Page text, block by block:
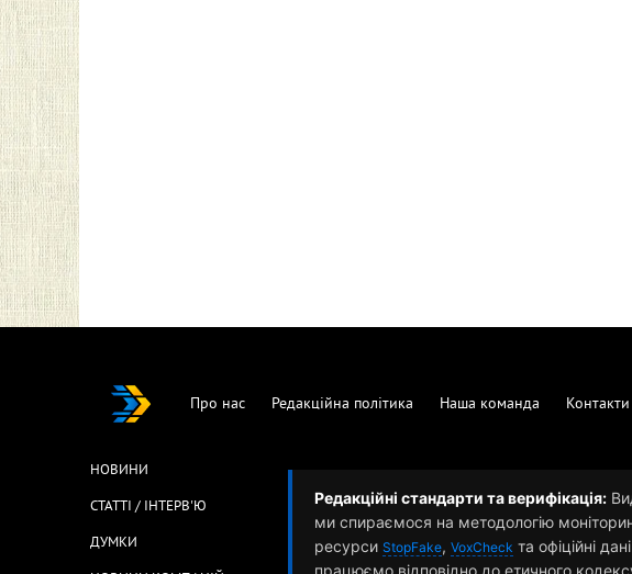
Про нас Редакційна політика Наша команда Контакти
НОВИНИ
СТАТТІ / ІНТЕРВ'Ю
ДУМКИ
Редакційні стандарти та верифікація:
ми спираємося на методологію
ресурси StopFake, VoxCheck та офіційні
працюємо відповідно до етичного